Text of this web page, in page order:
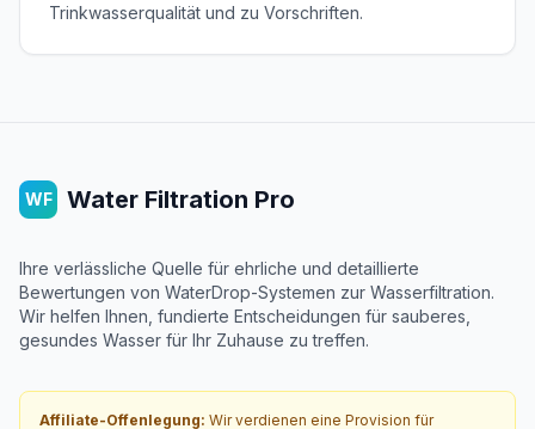
Trinkwasserqualität und zu Vorschriften.
WF Water Filtration Pro
Ihre verlässliche Quelle für ehrliche und detaillierte
Bewertungen von WaterDrop-Systemen zur Wasserfiltration.
Wir helfen Ihnen, fundierte Entscheidungen für sauberes,
gesundes Wasser für Ihr Zuhause zu treffen.
Affiliate-Offenlegung: Wir verdienen eine Provision für